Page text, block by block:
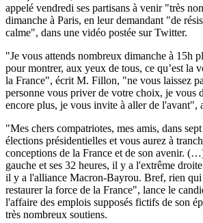
appelé vendredi ses partisans à venir "très
dimanche à Paris, en leur demandant "de
calme", dans une vidéo postée sur Twitter.
"Je vous attends nombreux dimanche à 15h
pour montrer, aux yeux de tous, ce qu’est la
la France", écrit M. Fillon, "ne vous laissez
personne vous priver de votre choix, je vous
encore plus, je vous invite à aller de l'avant",
"Mes chers compatriotes, mes amis, dans
élections présidentielles et vous aurez à
conceptions de la France et de son avenir.
gauche et ses 32 heures, il y a l'extrême
il y a l'alliance Macron-Bayrou. Bref, rien qui
restaurer la force de la France", lance le
l'affaire des emplois supposés fictifs de son
très nombreux soutiens.